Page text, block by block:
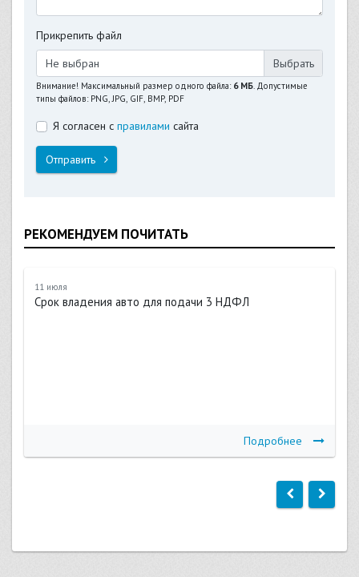
Прикрепить файл
Не выбран
Внимание! Максимальный размер одного файла: 6 МБ. Допустимые
типы файлов: PNG, JPG, GIF, BMP, PDF
Я согласен с правилами сайта
Отправить
РЕКОМЕНДУЕМ ПОЧИТАТЬ
11 июля
Срок владения авто для подачи 3 НДФЛ
Подробнее